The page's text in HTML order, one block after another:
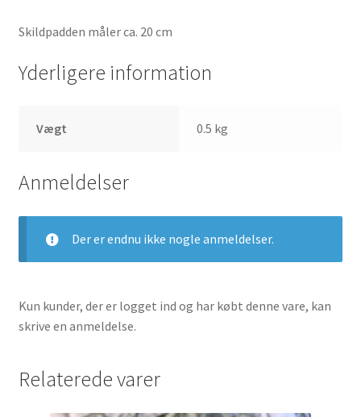
Skildpadden måler ca. 20 cm
Yderligere information
Vægt 0.5 kg
Anmeldelser
Der er endnu ikke nogle anmeldelser.
Kun kunder, der er logget ind og har købt denne vare, kan
skrive en anmeldelse.
Relaterede varer